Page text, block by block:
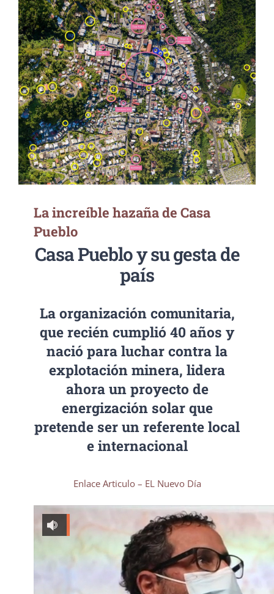
La increíble hazaña de Casa Pueblo
La increíble hazaña de Casa
Pueblo
Casa Pueblo y su gesta de
país
La organización comunitaria,
que recién cumplió 40 años y
nació para luchar contra la
explotación minera, lidera
ahora un proyecto de
energización solar que
pretende ser un referente local
e internacional
Enlace Articulo – EL Nuevo Día